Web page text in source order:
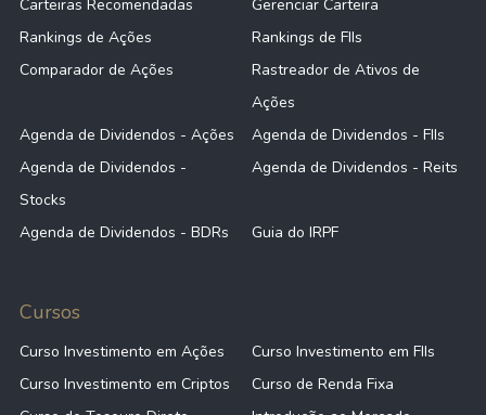
Carteiras Recomendadas
Gerenciar Carteira
Rankings de Ações
Rankings de FIIs
Comparador de Ações
Rastreador de Ativos de
Ações
Agenda de Dividendos - Ações
Agenda de Dividendos - FIIs
Agenda de Dividendos -
Stocks
Agenda de Dividendos - Reits
Agenda de Dividendos - BDRs Guia do IRPF
Cursos
Curso Investimento em Ações
Curso Investimento em FIIs
Curso Investimento em Criptos
Curso de Renda Fixa